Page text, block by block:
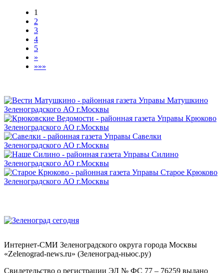
1
2
3
4
5
»
»»»
Интернет-СМИ Зеленоградского округа города Москвы
«Zelenograd-news.ru» (Зеленоград-ньюс.ру)
Свидетельство о регистрации ЭЛ № ФС 77 – 76259 выдано